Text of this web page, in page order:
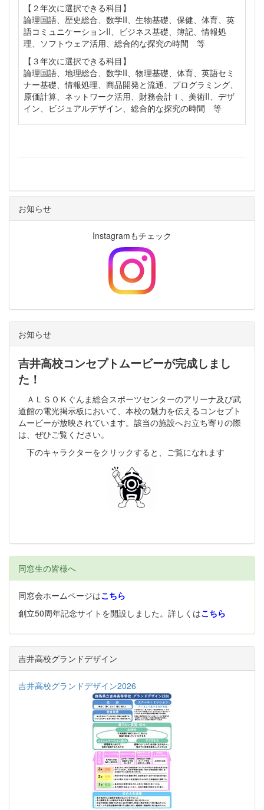
【２年次に選択できる科目】
論理国語、歴史総合、数学II、生物基礎、保健、体育、英
語コミュニケーションII、ビジネス基礎、簿記、情報処
理、ソフトウェア活用、総合的な探究の時間 等
【３年次に選択できる科目】
論理国語、地理総合、数学II、物理基礎、体育、英語セミ
ナー基礎、情報処理、商品開発と流通、プログラミング、
原価計算、ネットワーク活用、財務会計Ｉ、美術II、デザ
イン、ビジュアルデザイン、総合的な探究の時間 等
お知らせ
Instagramもチェック
お知らせ
吉井高校コンセプトムービーが完成しまし
た！
ＡＬＳＯＫぐんま総合スポーツセンターのアリーナ及び武
道館の電光掲示板において、本校の魅力を伝えるコンセプト
ムービーが放映されています。該当の施設へお立ち寄りの際
は、ぜひご覧ください。
下のキャラクターをクリックすると、ご覧になれます
同窓生の皆様へ
同窓会ホームページはこちら
創立50周年記念サイトを開設しました。詳しくはこちら
吉井高校グランドデザイン
吉井高校グランドデザイン2026